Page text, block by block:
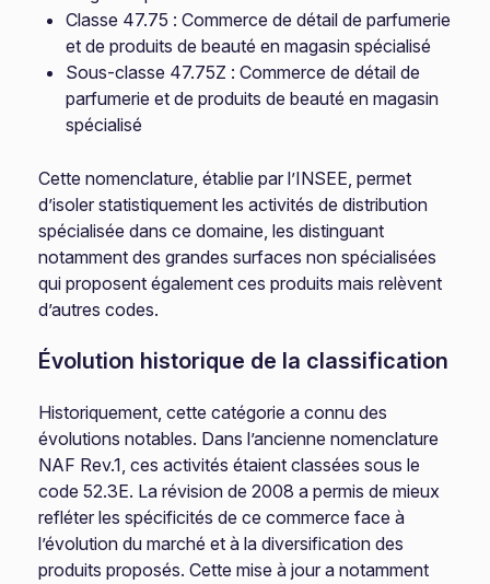
Classe 47.75 : Commerce de détail de parfumerie
et de produits de beauté en magasin spécialisé
Sous-classe 47.75Z : Commerce de détail de
parfumerie et de produits de beauté en magasin
spécialisé
Cette nomenclature, établie par l’INSEE, permet
d’isoler statistiquement les activités de distribution
spécialisée dans ce domaine, les distinguant
notamment des grandes surfaces non spécialisées
qui proposent également ces produits mais relèvent
d’autres codes.
Évolution historique de la classification
Historiquement, cette catégorie a connu des
évolutions notables. Dans l’ancienne nomenclature
NAF Rev.1, ces activités étaient classées sous le
code 52.3E. La révision de 2008 a permis de mieux
refléter les spécificités de ce commerce face à
l’évolution du marché et à la diversification des
produits proposés. Cette mise à jour a notamment